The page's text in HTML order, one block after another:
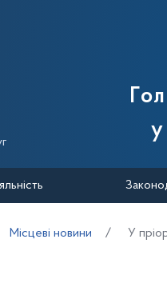
Державної
Місцеві новини У